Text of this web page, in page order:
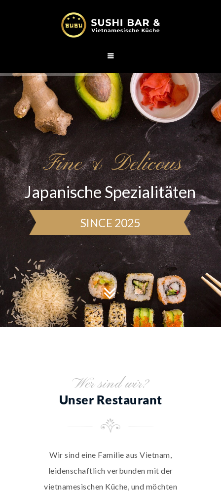
Japanische Spezialitäten
Fine & Delicous
SINCE 2025
Wer sind wir?
Unser Restaurant
Wir sind eine Familie aus Vietnam,
leidenschaftlich verbunden mit der
vietnamesischen Küche, und möchten